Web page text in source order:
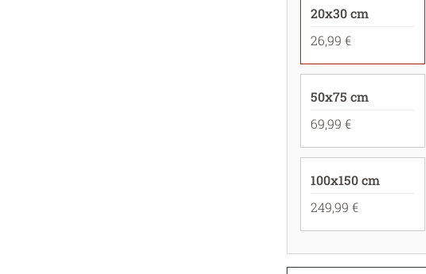
20x30 cm
26,99 €
50x75 cm
69,99 €
100x150 cm
249,99 €